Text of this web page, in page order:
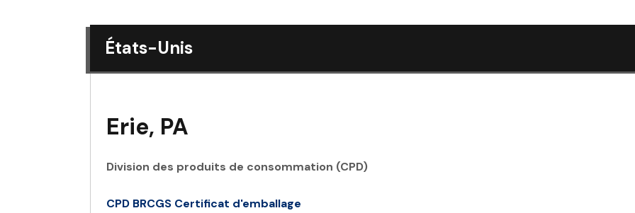
États-Unis
Erie, PA
Division des produits de consommation (CPD)
CPD BRCGS Certificat d'emballage